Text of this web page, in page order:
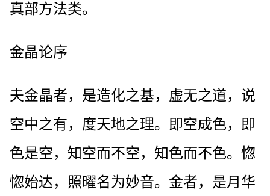
真部方法类。
金晶论序
夫金晶者，是造化之基，虚无之道，说
空中之有，度天地之理。即空成色，即
色是空，知空而不空，知色而不色。惚
惚始达，照曜名为妙音。金者，是月华